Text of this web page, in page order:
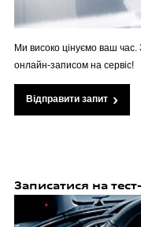
Ми високо цінуємо ваш
онлайн-записом на сервіс!
Відправити запит
Записатися на